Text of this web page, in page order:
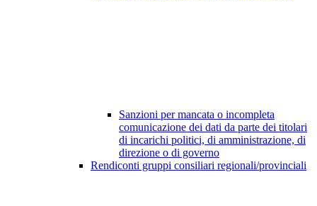
Sanzioni per mancata o incompleta
comunicazione dei dati da parte dei titolari
di incarichi politici, di amministrazione, di
direzione o di governo
Rendiconti gruppi consiliari regionali/provinciali